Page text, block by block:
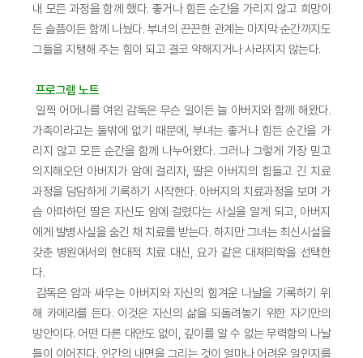
내 모든 과정을 함께 했다. 좋거나 힘든 순간을 가리지 않고 희망이
든 슬픔이든 함께 나눴다. 부녀의 끈끈한 관계는 마지막 순간까지도
그들을 지탱해 주는 힘이 되고 결코 약해지거나 사라지지 않는다.
프로그램 노트
일찍 어머니를 여읜 감독은 무슨 일이든 늘 아버지와 함께 해왔다.
가족이라고는 둘밖에 없기 때문에, 부녀는 좋거나 힘든 순간을 가
리지 않고 모든 순간을 함께 나누어왔다. 그러나 그렇게 가장 믿고
의지해오던 아버지가 암에 걸리자, 딸은 아버지의 힘들고 긴 치료
과정을 담담하게 기록하기 시작한다. 아버지의 치료과정을 보며 가
슴 아파하던 딸은 자신도 암에 걸렸다는 사실을 알게 되고, 아버지
에게 발병사실을 숨긴 채 치료를 받는다. 하지만 그녀는 최신시설을
갖춘 병원에서의 현대적 치료 대신, 요가 같은 대체의학을 선택한
다.
감독은 암과 싸우는 아버지와 자신의 힘겨운 나날을 기록하기 위
해 카메라를 든다. 이것은 자신의 삶을 되돌려놓기 위한 자기만의
방안이다. 어떤 다른 대안도 없이, 깊이를 알 수 없는 무력함의 나날
들이 이어진다. 인간의 내면을 그리는 것이 얼마나 어려운 일인지를